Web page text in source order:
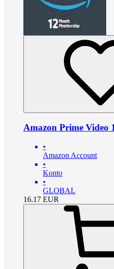
Amazon Prime Video
•
Amazon Account
•
Konto
•
GLOBAL
16.17 EUR